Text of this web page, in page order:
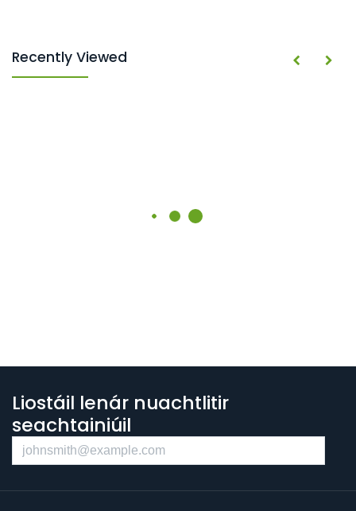
Recently Viewed
Liostáil lenár nuachtlitir
seachtainiúil